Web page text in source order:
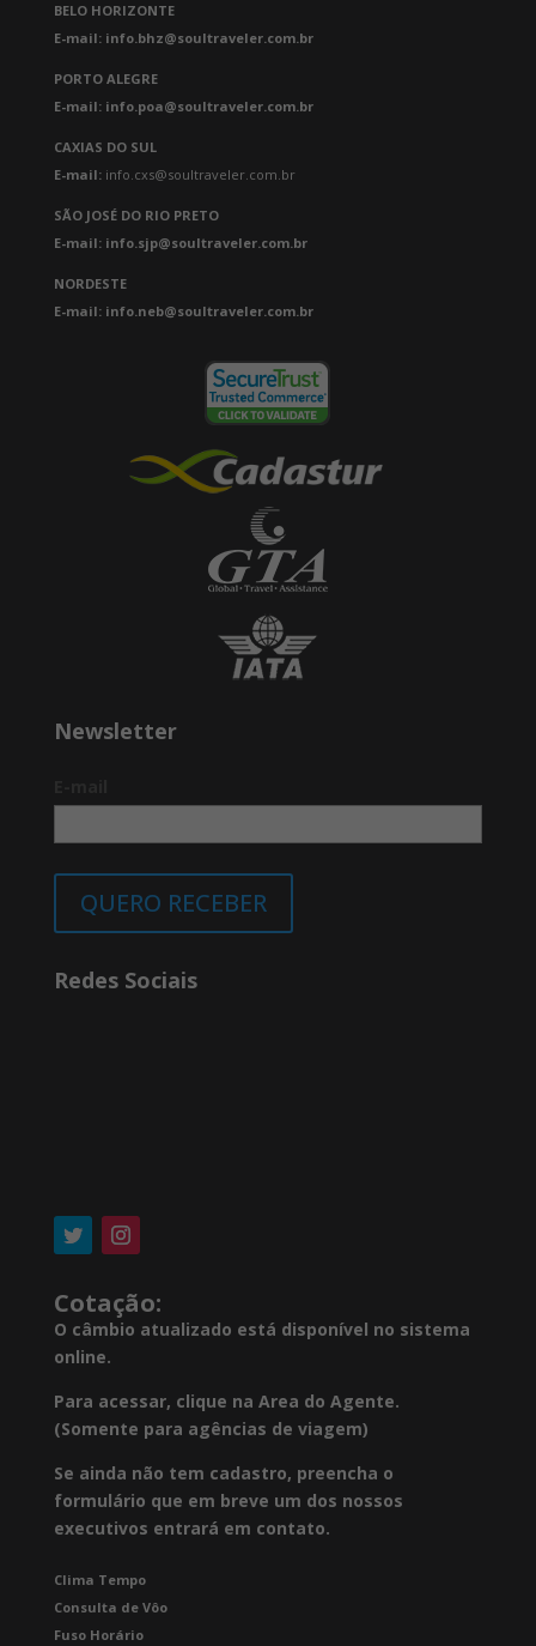
BELO HORIZONTE
E-mail: info.bhz@soultraveler.com.br
PORTO ALEGRE
E-mail: info.poa@soultraveler.com.br
CAXIAS DO SUL
E-mail: info.cxs@soultraveler.com.br
SÃO JOSÉ DO RIO PRETO
E-mail: info.sjp@soultraveler.com.br
NORDESTE
E-mail: info.neb@soultraveler.com.br
Newsletter
QUERO RECEBER
Redes Sociais
Cotação:
O câmbio atualizado está disponível no sistema
online.
Para acessar, clique na Area do Agente.
(Somente para agências de viagem)
Se ainda não tem cadastro, preencha o
formulário que em breve um dos nossos
executivos entrará em contato.
Clima Tempo
Consulta de Vôo
Fuso Horário